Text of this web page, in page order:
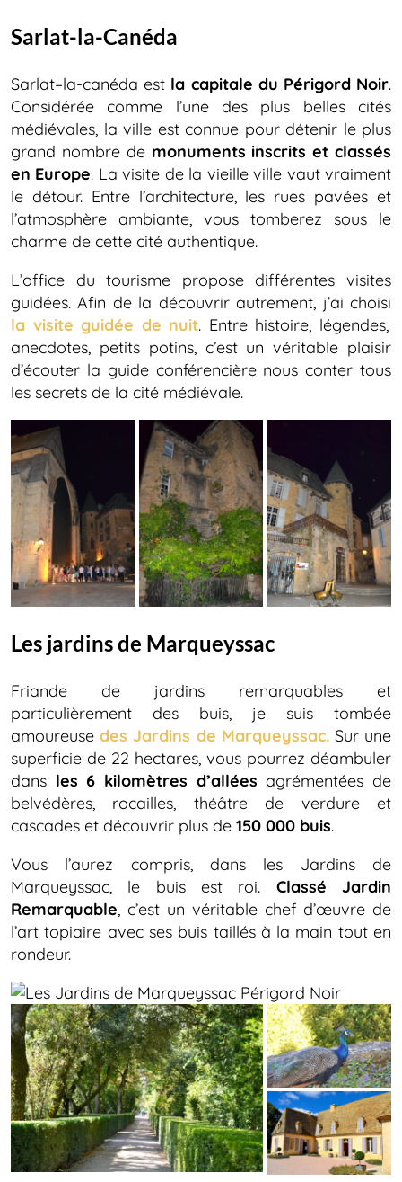
Sarlat-la-Canéda
Sarlat–la-canéda est la capitale du Périgord Noir.
Considérée comme l’une des plus belles cités
médiévales, la ville est connue pour détenir le plus
grand nombre de monuments inscrits et classés
en Europe. La visite de la vieille ville vaut vraiment
le détour. Entre l’architecture, les rues pavées et
l’atmosphère ambiante, vous tomberez sous le
charme de cette cité authentique.
L’office du tourisme propose différentes visites
guidées. Afin de la découvrir autrement, j’ai choisi
la visite guidée de nuit. Entre histoire, légendes,
anecdotes, petits potins, c’est un véritable plaisir
d’écouter la guide conférencière nous conter tous
les secrets de la cité médiévale.
Les jardins de Marqueyssac
Friande de jardins remarquables et
particulièrement des buis, je suis tombée
amoureusedes Jardins de Marqueyssac.Sur une
superficie de 22 hectares, vous pourrez déambuler
dans les 6 kilomètres d’alléesagrémentées de
belvédères, rocailles, théâtre de verdure et
cascades et découvrir plus de 150 000 buis.
Vous l’aurez compris, dans les Jardins de
Marqueyssac, le buis est roi. Classé Jardin
Remarquable, c’est un véritable chef d’œuvre de
l’art topiaire avec ses buis taillés à la main tout en
rondeur.